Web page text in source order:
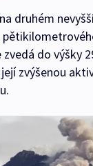
druhém
do výšky
zvýšenou